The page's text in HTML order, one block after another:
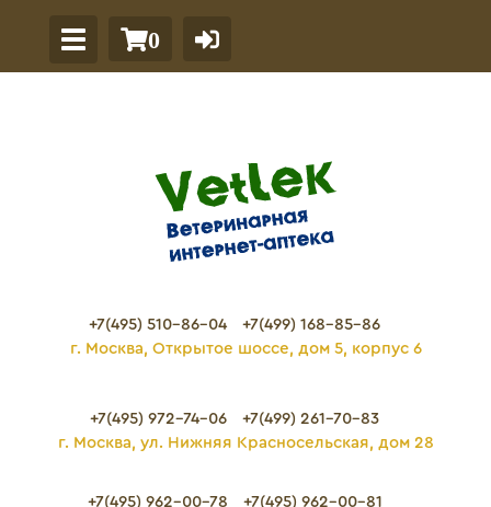
0
+7(495) 510-86-04
+7(499) 168-85-86
г. Москва, Открытое шоссе, дом 5, корпус 6
+7(495) 972-74-06
+7(499) 261-70-83
г. Москва, ул. Нижняя Красносельская, дом 28
+7(495) 962-00-78
+7(495) 962-00-81